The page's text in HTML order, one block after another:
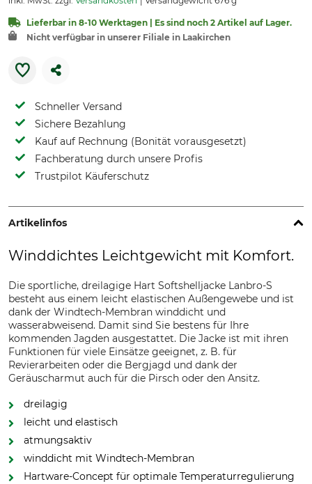
Lieferbar in 8-10 Werktagen | Es sind noch 2 Artikel auf Lager.
Nicht verfügbar in unserer Filiale in Laakirchen
Schneller Versand
Sichere Bezahlung
Kauf auf Rechnung (Bonität vorausgesetzt)
Fachberatung durch unsere Profis
Trustpilot Käuferschutz
Artikelinfos
Winddichtes Leichtgewicht mit Komfort.
Die sportliche, dreilagige Hart Softshelljacke Lanbro-S
besteht aus einem leicht elastischen Außengewebe und ist
dank der Windtech-Membran winddicht und
wasserabweisend. Damit sind Sie bestens für Ihre
kommenden Jagden ausgestattet. Die Jacke ist mit ihren
Funktionen für viele Einsätze geeignet, z. B. für
Revierarbeiten oder die Bergjagd und dank der
Geräuscharmut auch für die Pirsch oder den Ansitz.
dreilagig
leicht und elastisch
atmungsaktiv
winddicht mit Windtech-Membran
Hartware-Concept für optimale Temperaturregulierung